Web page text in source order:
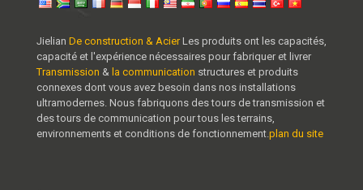
Jielian De construction & AcierLes produits ont les capacités,
capacité et l'expérience nécessaires pour fabriquer et livrer
Transmission & la communication structures et produits
connexes dont vous avez besoin dans nos installations
ultramodernes. Nous fabriquons des tours de transmission et
des tours de communication pour tous les terrains,
environnements et conditions de fonctionnement.plan du site